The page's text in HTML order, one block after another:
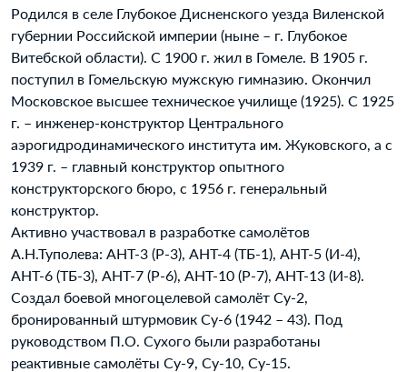
Родился в селе Глубокое Дисненского уезда Виленской
губернии Российской империи (ныне – г. Глубокое
Витебской области). С 1900 г. жил в Гомеле. В 1905 г.
поступил в Гомельскую мужскую гимназию. Окончил
Московское высшее техническое училище (1925). С 1925
г. – инженер-конструктор Центрального
аэрогидродинамического института им. Жуковского, а с
1939 г. – главный конструктор опытного
конструкторского бюро, с 1956 г. генеральный
конструктор.
Активно участвовал в разработке самолётов
А.Н.Туполева: АНТ-3 (Р-3), АНТ-4 (ТБ-1), АНТ-5 (И-4),
АНТ-6 (ТБ-3), АНТ-7 (Р-6), АНТ-10 (Р-7), АНТ-13 (И-8).
Создал боевой многоцелевой самолёт Су-2,
бронированный штурмовик Су-6 (1942 – 43). Под
руководством П.О. Сухого были разработаны
реактивные самолёты Су-9, Су-10, Су-15.